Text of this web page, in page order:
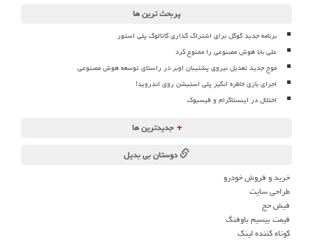
پربحث ترین ها
برنامه جدید گوگل برای اشتراک گذاری کاتالوگ پلی استور
علی بابا هوش مصنوعی را ممنوع کرد
موج جدید تعدیل نیروی پشتیبان اوبر در راستای توسعه هوش مصنوعی
اجرای بازی خاطره انگیز پلی استیشن روی اندروید!
اختلال در اینستاگرام و فیسبوک
+ جدیدترین ها
دوستان بی بدیل
خرید و فروش خودرو
طراحی سایت
فیش حج
قیمت بیسیم باوفنگ
کوتاه کننده لینک